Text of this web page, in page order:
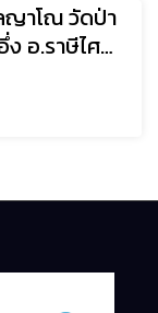
าโณ วัดป่า
อ.ราษีไศล